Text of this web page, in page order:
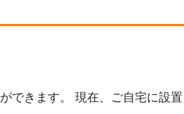
きます。 現在、ご自宅に設